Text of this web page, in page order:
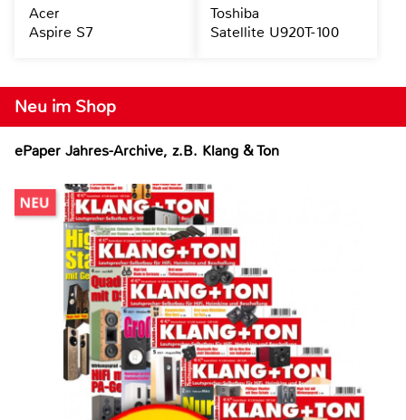
Neu im Shop
ePaper Jahres-Archive, z.B. Klang & Ton
Acer
Aspire S7
Toshiba
Satellite U920T-100